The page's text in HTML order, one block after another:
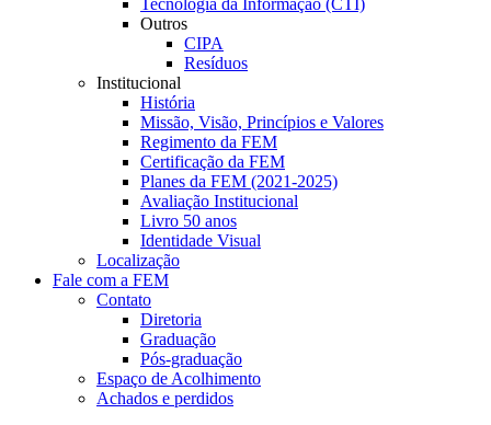
Tecnologia da Informação (CTI)
Outros
CIPA
Resíduos
Institucional
História
Missão, Visão, Princípios e Valores
Regimento da FEM
Certificação da FEM
Planes da FEM (2021-2025)
Avaliação Institucional
Livro 50 anos
Identidade Visual
Localização
Fale com a FEM
Contato
Diretoria
Graduação
Pós-graduação
Espaço de Acolhimento
Achados e perdidos